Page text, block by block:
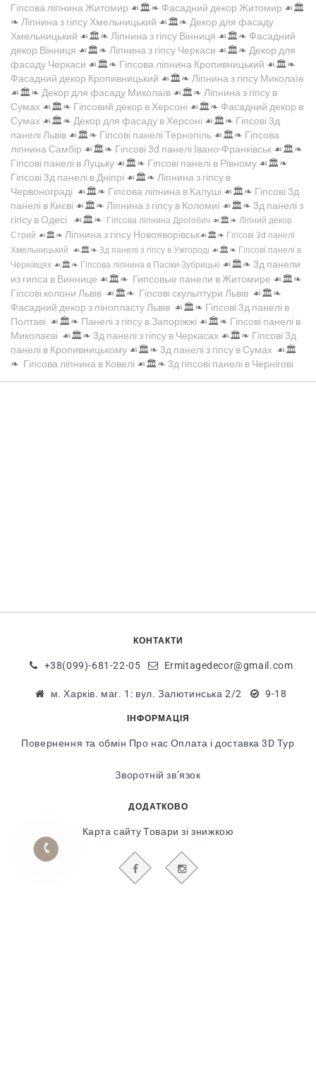
Гіпсова ліпнина Житомир ☙🏛️❧ Фасадний декор Житомир ☙🏛️
❧ Ліпнина з гіпсу Хмельницький ☙🏛️❧ Декор для фасаду
Хмельницький ☙🏛️❧ Ліпнина з гіпсу Вінниця ☙🏛️❧ Фасадний
декор Вінниця ☙🏛️❧ Ліпнина з гіпсу Черкаси ☙🏛️❧ Декор для
фасаду Черкаси ☙🏛️❧ Гіпсова ліпнина Кропивницький ☙🏛️❧
Фасадний декор Кропивницький ☙🏛️❧ Ліпнина з гіпсу Миколаїв
☙🏛️❧ Декор для фасаду Миколаїв ☙🏛️❧ Ліпнина з гіпсу в
Сумах ☙🏛️❧ Гіпсовий декор в Херсоні ☙🏛️❧ Фасадний декор в
Сумах ☙🏛️❧ Декор для фасаду в Херсоні ☙🏛️❧ Гіпсові 3д
панелі Львів ☙🏛️❧ Гіпсові панелі Тернопіль ☙🏛️❧ Гіпсова
ліпнина Самбір ☙🏛️❧ Гіпсові 3d панелі Івано-Франківськ ☙🏛️❧
Гіпсові панелі в Луцьку ☙🏛️❧ Гіпсові панелі в Рівному ☙🏛️❧
Гіпсові 3д панелі в Дніпрі ☙🏛️❧ Ліпнина з гіпсу в
Червонограді ☙🏛️❧ Гіпсова ліпнина в Калуші ☙🏛️❧ Гіпсові 3д
панелі в Києві ☙🏛️❧ Ліпнина з гіпсу в Коломиї ☙🏛️❧ 3д панелі з
гіпсу в Одесі ☙🏛️❧ Гіпсова ліпнина Дрогобич ☙🏛️❧ Ліпний декор
Стрий ☙🏛️❧ Ліпнина з гіпсу Новояворівськ☙🏛️❧ Гіпсові 3d панелі
Хмельницький ☙🏛️❧ 3д панелі з гіпсу в Ужгороді ☙🏛️❧ Гіпсові панелі в
Чернівцях ☙🏛️❧ Гіпсова ліпнина в Пасіки-Зубрицькі ☙🏛️❧ 3д панели
из гипса в Виннице ☙🏛️❧ Гипсовые панели в Житомире ☙🏛️❧
Гіпсові колони Львів ☙🏛️❧ Гіпсові скульптури Львів ☙🏛️❧
Фасадний декор з пінопласту Львів ☙🏛️❧ Гіпсові 3д панелі в
Полтаві ☙🏛️❧ Панелі з гіпсу в Запоріжжі ☙🏛️❧ Гіпсові панелі в
Миколаєві ☙🏛️❧ 3д панелі з гіпсу в Черкасах ☙🏛️❧ Гіпсові 3д
панелі в Кропивницькому ☙🏛️❧ 3д панелі з гіпсу в Сумах ☙🏛️
❧ Гіпсова ліпнина в Ковелі ☙🏛️❧ 3д гіпсові панелі в Чернігові
КОНТАКТИ
+38(099)-681-22-05 Ermitagedecor@gmail.com
м. Харків. маг. 1: вул. Залютинська 2/2 9-18
ІНФОРМАЦІЯ
Повернення та обмін Про нас Оплата і доставка 3D Тур
Зворотній зв’язок
ДОДАТКОВО
Карта сайту Товари зі знижкою